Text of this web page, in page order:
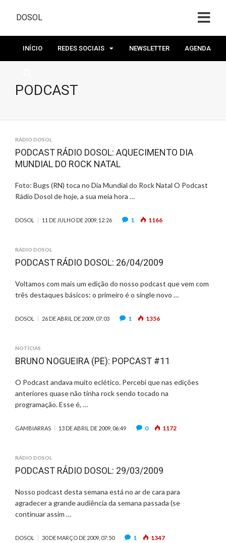
DOSOL
INÍCIO REDES SOCIAIS NEWSLETTER AGENDA
PODCAST
RÁDIO DOSOL
PODCAST RÁDIO DOSOL: AQUECIMENTO DIA
MUNDIAL DO ROCK NATAL
Foto: Bugs (RN) toca no Dia Mundial do Rock Natal O Podcast
Rádio Dosol de hoje, a sua meia hora …
DOSOL 11 DE JULHO DE 2009, 12:26 1 1166
RÁDIO DOSOL
PODCAST RÁDIO DOSOL: 26/04/2009
Voltamos com mais um edição do nosso podcast que vem com
três destaques básicos: o primeiro é o single novo …
DOSOL 26 DE ABRIL DE 2009, 07:03 1 1356
NOTÍCIAS
BRUNO NOGUEIRA (PE): POPCAST #11
O Podcast andava muito eclético. Percebi que nas edições
anteriores quase não tinha rock sendo tocado na
programação. Esse é, …
GAMBIARRAS 13 DE ABRIL DE 2009, 06:49 0 1172
RÁDIO DOSOL
PODCAST RÁDIO DOSOL: 29/03/2009
Nosso podcast desta semana está no ar de cara para
agradecer a grande audiência da semana passada (se
continuar assim …
DOSOL 30 DE MARÇO DE 2009, 07:50 1 1347